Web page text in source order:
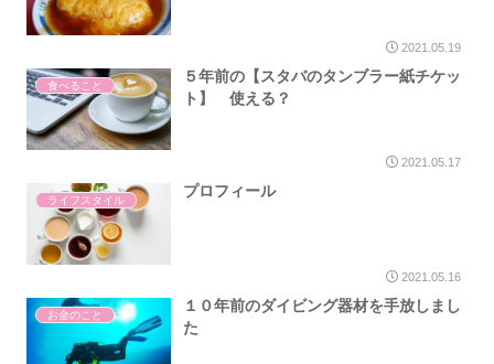
2021.05.19
食べること
５年前の【スタバのタンブラー紙チケッ
ト】 使える？
2021.05.17
ライフスタイル
プロフィール
2021.05.16
お金のこと
１０年前のダイビング器材を手放しまし
た